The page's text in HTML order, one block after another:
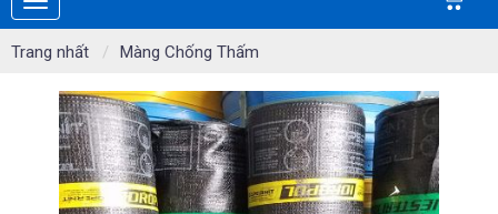
Trang nhất Màng Chống Thấm